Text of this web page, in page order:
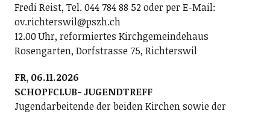
Fredi Reist, Tel. 044 784 88 52 oder per E-Mail:
ov.richterswil@pszh.ch
12.00 Uhr, reformiertes Kirchgemeindehaus
Rosengarten, Dorfstrasse 75, Richterswil
FR, 06.11.2026
SCHOPFCLUB- JUGENDTREFF
Jugendarbeitende der beiden Kirchen sowie der